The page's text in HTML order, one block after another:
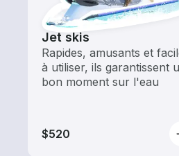
Jet skis
Rapides, amusants et
à utiliser, ils garantissent
bon moment sur l'eau
$520